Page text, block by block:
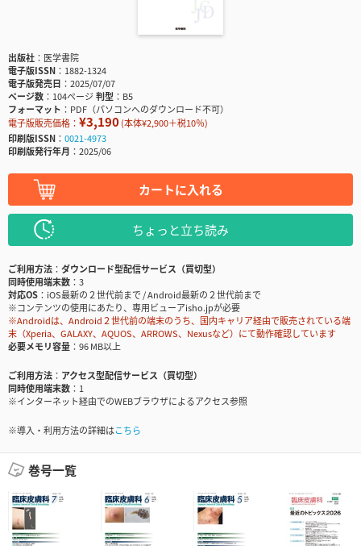
出版社
医学書院
電子版ISSN
1882-1324
電子版発売日
2025/07/07
ページ数
104ページ判型
B5
フォーマット
PDF（パソコンへのダウンロード不可）
電子版販売価格： ¥3,190(本体¥2,900＋税10％)
印刷版ISSN
0021-4973
印刷版発行年月
2025/06
カートに入れる
ちょっと立ち読み
ご利用方法
ダウンロード型配信サービス（買切型）
同時使用端末数
3
対応OS
iOS最新の２世代前まで / Android最新の２世代前まで
※コンテンツの使用にあたり、専用ビューアisho.jpが必要
※Androidは、Android２世代前の端末のうち、国内キャリア経由で販売されている端
末（Xperia、GALAXY、AQUOS、ARROWS、Nexusなど）にて動作確認しています
必要メモリ容量
96 MB以上
ご利用方法
アクセス型配信サービス（買切型）
同時使用端末数
1
※インターネット経由でのWEBブラウザによるアクセス参照
※導入・利用方法の詳細はこちら
巻号一覧